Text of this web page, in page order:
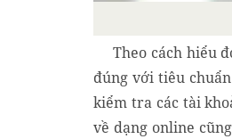
Theo cách hiểu
đúng với tiêu
kiểm tra các tài
về dạng online